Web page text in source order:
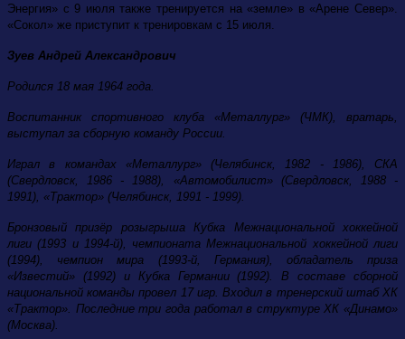
Энергия» с 9 июля также тренируется на «земле» в «Арене Север».
«Сокол» же приступит к тренировкам с 15 июля.
Зуев Андрей Александрович
Родился 18 мая 1964 года.
Воспитанник спортивного клуба «Металлург» (ЧМК), вратарь,
выступал за сборную команду России.
Играл в командах «Металлург» (Челябинск, 1982 - 1986), СКА
(Свердловск, 1986 - 1988), «Автомобилист» (Свердловск, 1988 -
1991), «Трактор» (Челябинск, 1991 - 1999).
Бронзовый призёр розыгрыша Кубка Межнациональной хоккейной
лиги (1993 и 1994-й), чемпионата Межнациональной хоккейной лиги
(1994), чемпион мира (1993-й, Германия), обладатель приза
«Известий» (1992) и Кубка Германии (1992). В составе сборной
национальной команды провел 17 игр. Входил в тренерский штаб ХК
«Трактор». Последние три года работал в структуре ХК «Динамо»
(Москва).